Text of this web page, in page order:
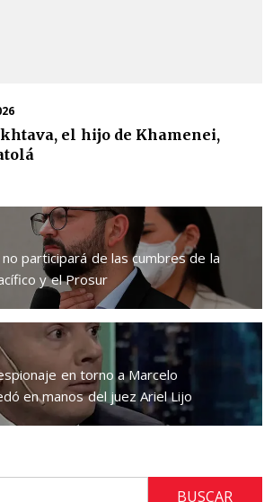
el hijo de Khamenei,
participará de las cumbres de la
y el Prosur
en torno a Marcelo
en manos del juez Ariel Lijo